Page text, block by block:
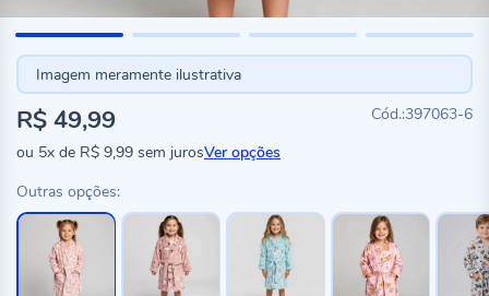
Imagem meramente ilustrativa
397063-6
R$ 49,99
ou 5x de R$ 9,99 sem jurosVer opções
Outras opções: